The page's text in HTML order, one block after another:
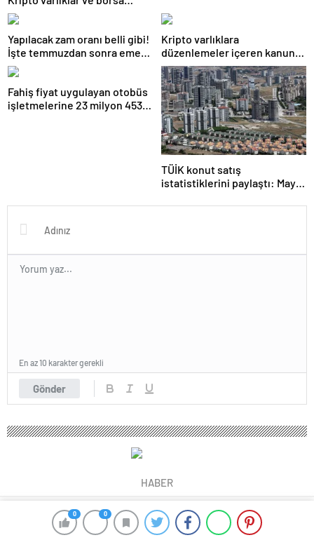
0 0
kazançlarına vergi geliyor
Yapılacak zam oranı belli gibi!
İşte temmuzdan sonra emekli
ve memurun alacağı maaş
Kripto varlıklara
düzenlemeler içeren kanun
teklifi TBMM’de kabul edilerek
yasalaştı
Fahiş fiyat uygulayan otobüs
işletmelerine 23 milyon 453
TÜİK konut satış
istatistiklerini paylaştı: Mayıs
satıldı
Gönder
En az 10 karakter gerekli
HABER